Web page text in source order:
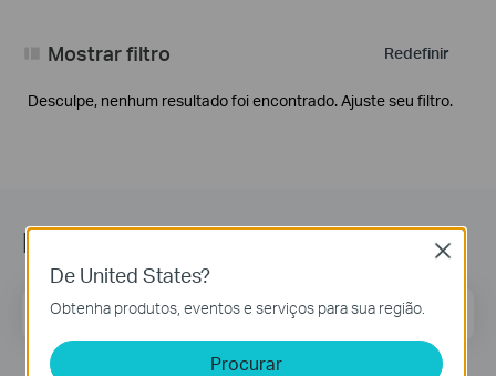
Redefinir
Mostrar filtro
Desculpe, nenhum resultado foi encontrado. Ajuste seu filtro.
Newsletter
Endereço de correio eletrónico Inscreva-se
De United States?
Obtenha produtos, eventos e serviços para sua região.
Procurar
Close